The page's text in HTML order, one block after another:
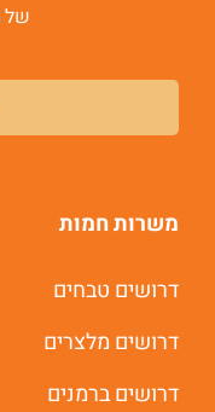
של
משרות חמות
דרושים טבחים
דרושים מלצרים
דרושים ברמנים